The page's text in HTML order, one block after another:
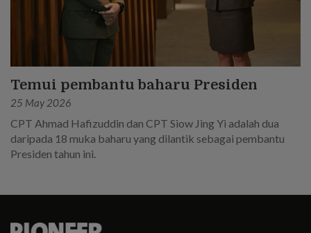
Temui pembantu baharu Presiden
25 May 2026
CPT Ahmad Hafizuddin dan CPT Siow Jing Yi adalah dua
daripada 18 muka baharu yang dilantik sebagai pembantu
Presiden tahun ini.